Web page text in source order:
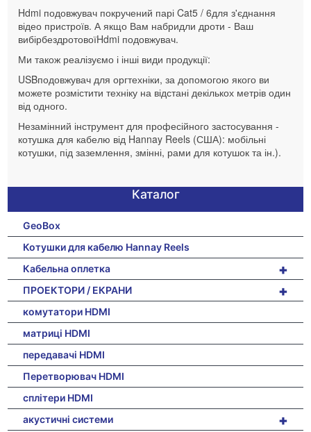
Hdmi подовжувач покручений парі Cat5 / 6для з'єднання
відео пристроїв. А якщо Вам набридли дроти - Ваш
вибірбездротовоїHdmi подовжувач.
Ми також реалізуємо і інші види продукції:
USBподовжувач для оргтехніки, за допомогою якого ви
можете розмістити техніку на відстані декількох метрів один
від одного.
Незамінний інструмент для професійного застосування -
котушка для кабелю від Hannay Reels (США): мобільні
котушки, під заземлення, змінні, рами для котушок та ін.).
Каталог
GeoBox
Котушки для кабелю Hannay Reels
+
Кабельна оплетка
+
ПРОЕКТОРИ / ЕКРАНИ
комутатори HDMI
матриці HDMI
передавачі HDMI
Перетворювач HDMI
сплітери HDMI
+
акустичні системи